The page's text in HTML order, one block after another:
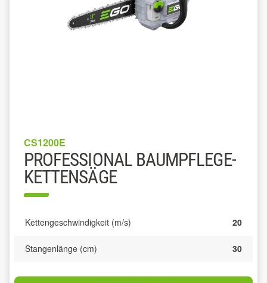
CS1200E
PROFESSIONAL BAUMPFLEGE-
KETTENSÄGE
Kettengeschwindigkeit (m/s) 20
Stangenlänge (cm) 30